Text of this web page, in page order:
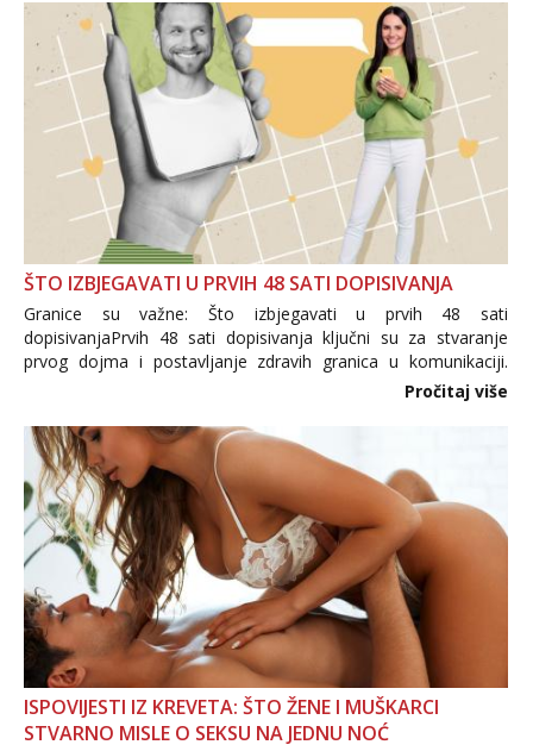
ŠTO IZBJEGAVATI U PRVIH 48 SATI DOPISIVANJA
Granice su važne: Što izbjegavati u prvih 48 sati
dopisivanjaPrvih 48 sati dopisivanja ključni su za stvaranje
prvog dojma i postavljanje zdravih granica u komunikaciji.
Važno je izbjeći prebrzo otkrivanje osobnih ili intimnih
informacija, jer nepoznata osoba još nije zaslužila to
povjerenje. Takođe...
Pročitaj više
ISPOVIJESTI IZ KREVETA: ŠTO ŽENE I MUŠKARCI
STVARNO MISLE O SEKSU NA JEDNU NOĆ